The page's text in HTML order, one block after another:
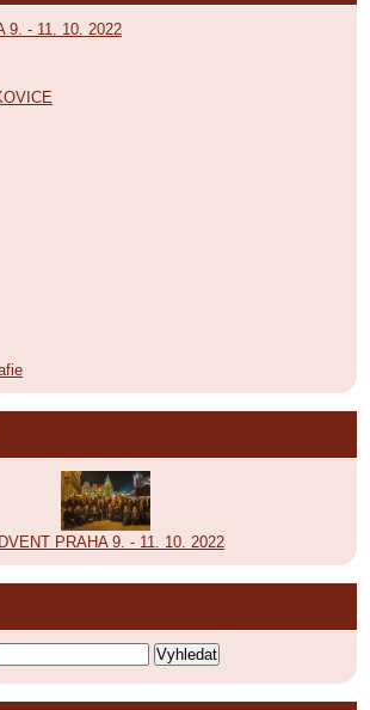
9. - 11. 10. 2022
PRAHA 9. - 11. 10. 2022